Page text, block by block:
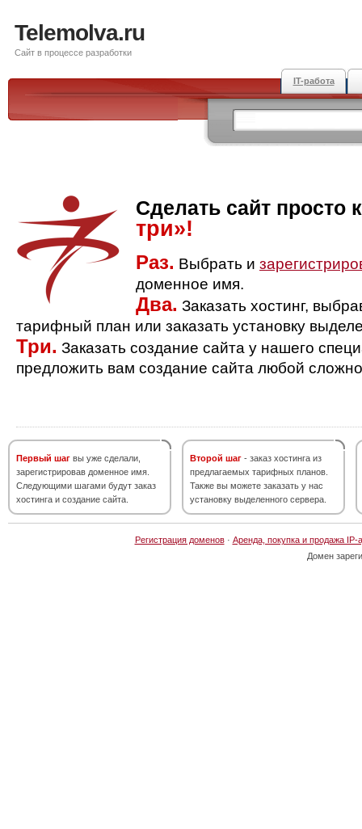
Telemolva.ru
Сайт в процессе разработки
IT-работа
Сделать сайт просто
три»!
Раз. Выбрать и
доменное имя.
Два. Заказать хостинг,
тарифный план или заказать установку
Три. Заказать создание сайта у нашего
предложить вам создание сайта любой
Первый шаг вы уже сделали,
зарегистрировав доменное имя.
Следующими шагами будут заказ
хостинга и создание сайта.
Второй шаг - заказ хостинга из
предлагаемых тарифных планов.
Также вы можете заказать у нас
установку выделенного сервера.
Регистрация доменов· Аренда, покупка и продажа IP-
Домен